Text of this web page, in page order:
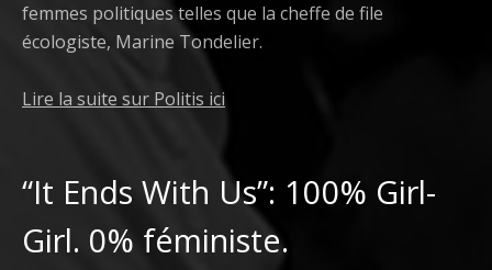
femmes politiques telles que la cheffe de file
écologiste, Marine Tondelier.
Lire la suite sur Politis ici
“It Ends With Us”: 100% Girl-
Girl. 0% féministe.